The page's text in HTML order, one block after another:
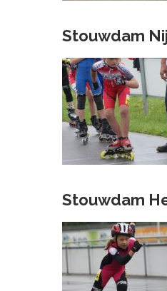
Stouwdam
Stouwdam